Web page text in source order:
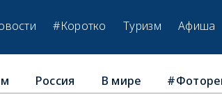
#Коротко Туризм Афиша
Россия В мире